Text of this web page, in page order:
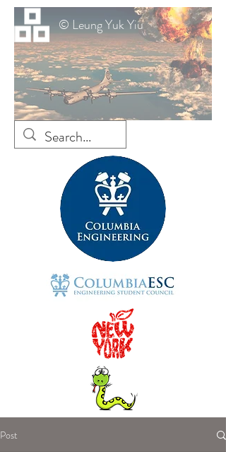
© Leung Yuk Yiu
Post